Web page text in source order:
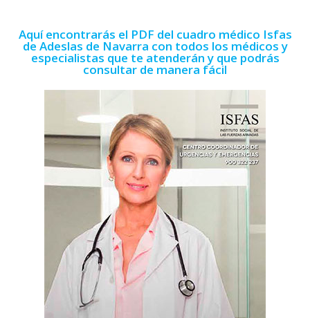
Aquí encontrarás el PDF del cuadro médico Isfas
de Adeslas de Navarra con todos los médicos y
especialistas que te atenderán y que podrás
consultar de manera fácil